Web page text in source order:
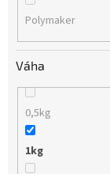
Polymaker
Váha
0,5kg
1kg